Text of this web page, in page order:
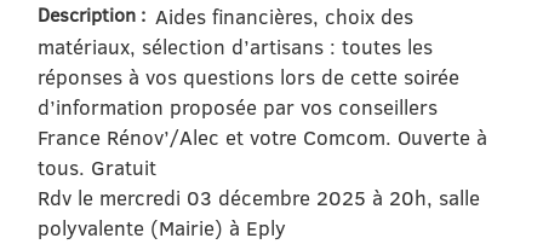
Description : Aides financières, choix des
matériaux, sélection d’artisans : toutes les
réponses à vos questions lors de cette soirée
d’information proposée par vos conseillers
France Rénov’/Alec et votre Comcom. Ouverte à
tous. Gratuit
Rdv le mercredi 03 décembre 2025 à 20h, salle
polyvalente (Mairie) à Eply